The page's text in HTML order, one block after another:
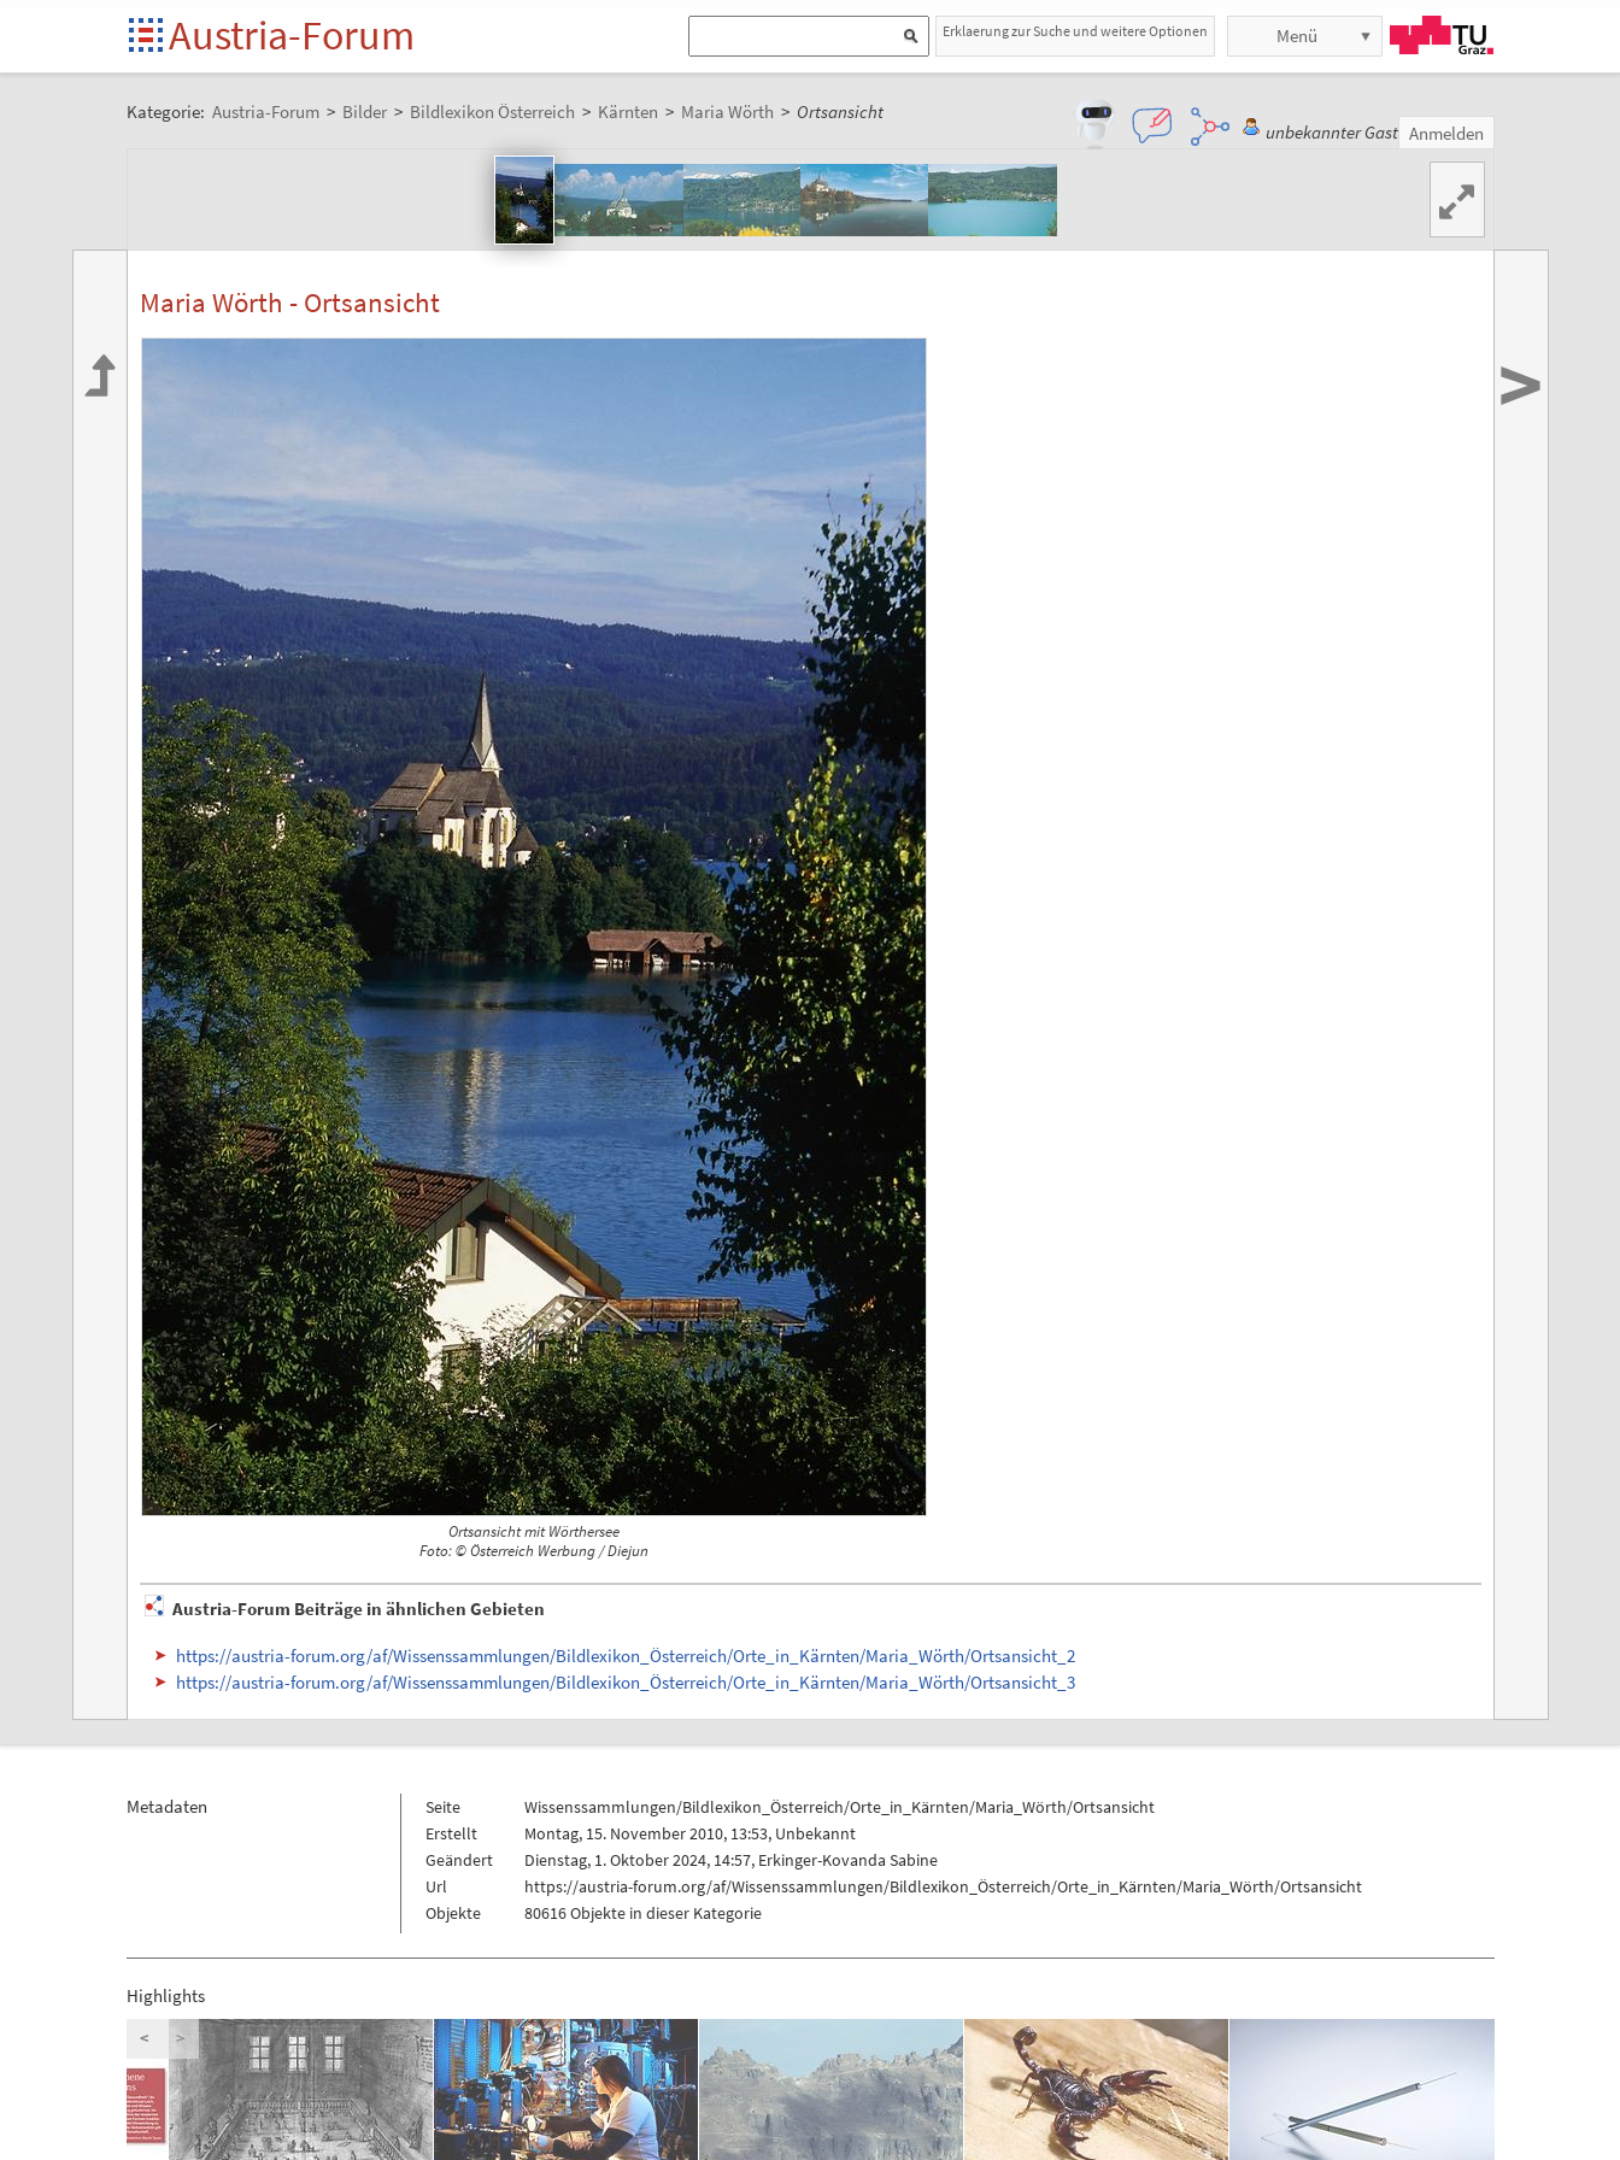
Austria-Forum Erklaerung zur Suche und weitere Optionen Menü
Kategorie: Austria-Forum > Bilder > Bildlexikon Österreich > Kärnten > Maria Wörth > Ortsansicht
unbekannter Gast Anmelden
Maria Wörth - Ortsansicht
Ortsansicht mit Wörthersee
Foto: © Österreich Werbung / Diejun
Austria-Forum Beiträge in ähnlichen Gebieten
https://austria-forum.org/af/Wissenssammlungen/Bildlexikon_Österreich/Orte_in_Kärnten/Maria_Wörth/Ortsansicht_2
https://austria-forum.org/af/Wissenssammlungen/Bildlexikon_Österreich/Orte_in_Kärnten/Maria_Wörth/Ortsansicht_3
>
Metadaten Seite
Wissenssammlungen/Bildlexikon_Österreich/Orte_in_Kärnten/Maria_Wörth/Ortsansicht
Erstellt
Montag, 15. November 2010, 13:53, Unbekannt
Geändert
Dienstag, 1. Oktober 2024, 14:57, Erkinger-Kovanda Sabine
Url
https://austria-forum.org/af/Wissenssammlungen/Bildlexikon_Österreich/Orte_in_Kärnten/Maria_Wörth/Ortsansicht
Objekte
80616 Objekte in dieser Kategorie
Highlights
< >